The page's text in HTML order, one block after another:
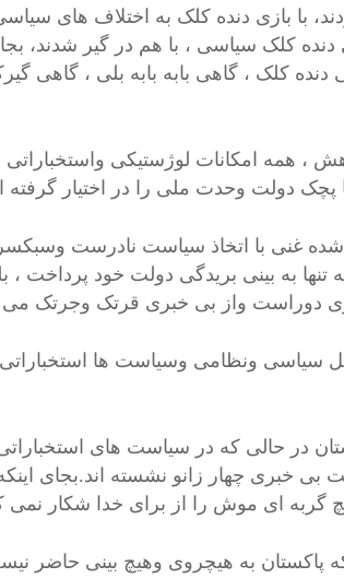
با بازی دنده کلک به اختلاف های
دنده کلک سیاسی ، با هم در گیر شدند،
دنده کلک ، گاهی بابه بابه بلی ، گاهی
، همه امکانات لوژستیکی واستخباراتی
دولت وحدت ملی را در اختیار گرفته
غنی با اتخاذ سیاست نادرست
به بینی بریدگی دولت خود پرداخت ،
دوراست واز بی خبری قرتک وجرتک می
سیاسی ونظامی وسیاست ها
در حالی که در سیاست های
خبری چهار زانو نشسته اند.بجای اینکه
گربه ای موش را از برای خدا شکار نمی
پاکستان به هیچروی وهیچ بینی حاضر